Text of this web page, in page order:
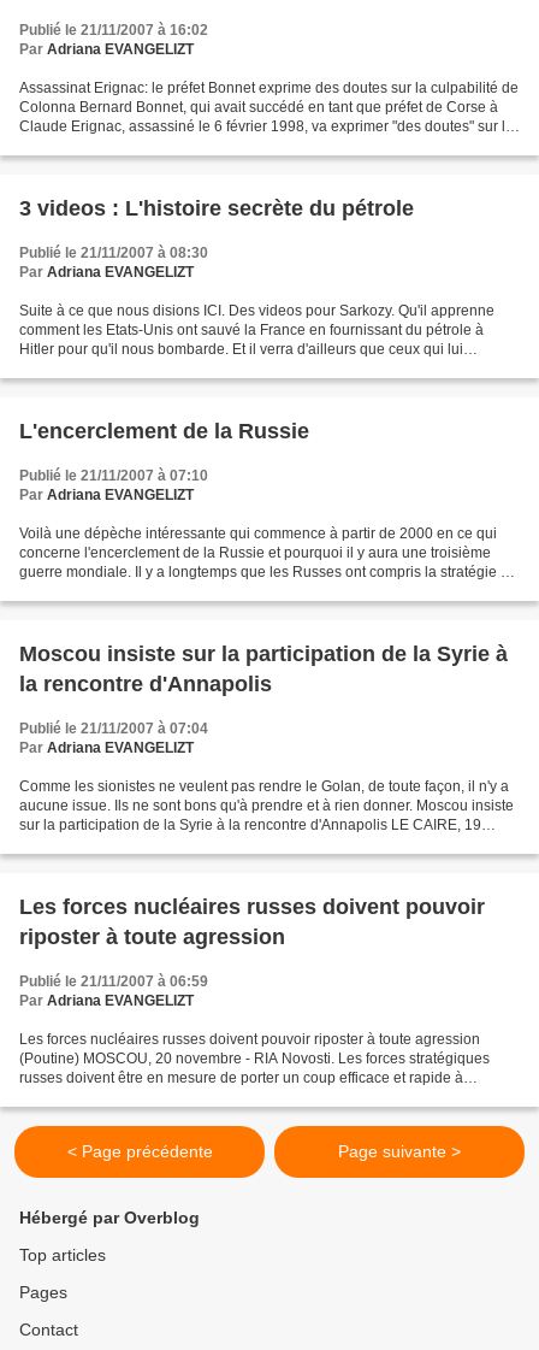
Publié le 21/11/2007 à 16:02
Par Adriana EVANGELIZT
Assassinat Erignac: le préfet Bonnet exprime des doutes sur la culpabilité de
Colonna Bernard Bonnet, qui avait succédé en tant que préfet de Corse à
Claude Erignac, assassiné le 6 février 1998, va exprimer "des doutes" sur la
3 videos : L'histoire secrète du pétrole
Publié le 21/11/2007 à 08:30
Par Adriana EVANGELIZT
Suite à ce que nous disions ICI. Des videos pour Sarkozy. Qu'il apprenne
comment les Etats-Unis ont sauvé la France en fournissant du pétrole à
Hitler pour qu'il nous bombarde. Et il verra d'ailleurs que ceux qui lui
L'encerclement de la Russie
Publié le 21/11/2007 à 07:10
Par Adriana EVANGELIZT
Voilà une dépèche intéressante qui commence à partir de 2000 en ce qui
concerne l'encerclement de la Russie et pourquoi il y aura une troisième
guerre mondiale. Il y a longtemps que les Russes ont compris la stratégie de
Moscou insiste sur la participation de la Syrie à
la rencontre d'Annapolis
Publié le 21/11/2007 à 07:04
Par Adriana EVANGELIZT
Comme les sionistes ne veulent pas rendre le Golan, de toute façon, il n'y a
aucune issue. Ils ne sont bons qu'à prendre et à rien donner. Moscou insiste
sur la participation de la Syrie à la rencontre d'Annapolis LE CAIRE, 19
Les forces nucléaires russes doivent pouvoir
riposter à toute agression
Publié le 21/11/2007 à 06:59
Par Adriana EVANGELIZT
Les forces nucléaires russes doivent pouvoir riposter à toute agression
(Poutine) MOSCOU, 20 novembre - RIA Novosti. Les forces stratégiques
russes doivent être en mesure de porter un coup efficace et rapide à
< Page précédente Page suivante >
Hébergé par Overblog
Top articles
Pages
Contact